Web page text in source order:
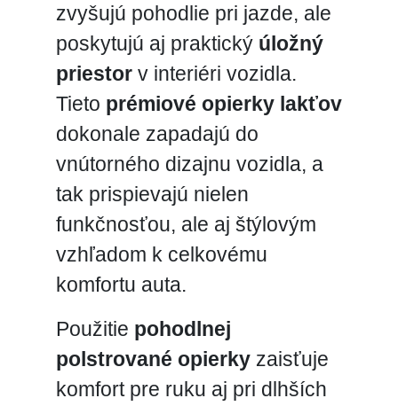
zvyšujú pohodlie pri jazde, ale
poskytujú aj praktický úložný
priestorv interiéri vozidla.
Tieto prémiové opierky lakťov
dokonale zapadajú do
vnútorného dizajnu vozidla, a
tak prispievajú nielen
funkčnosťou, ale aj štýlovým
vzhľadom k celkovému
komfortu auta.
Použitie pohodlnej
polstrované opierkyzaisťuje
komfort pre ruku aj pri dlhších